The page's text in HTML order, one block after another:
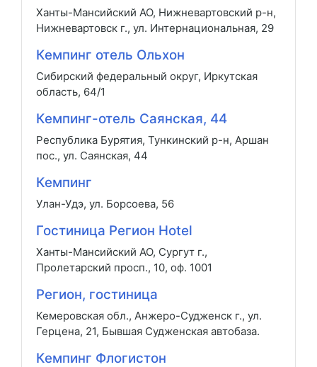
Ханты-Мансийский АО, Нижневартовский р-н,
Нижневартовск г., ул. Интернациональная, 29
Кемпинг отель Ольхон
Сибирский федеральный округ, Иркутская
область, 64/1
Кемпинг-отель Саянская, 44
Республика Бурятия, Тункинский р-н, Аршан
пос., ул. Саянская, 44
Кемпинг
Улан-Удэ, ул. Борсоева, 56
Гостиница Регион Hotel
Ханты-Мансийский АО, Сургут г.,
Пролетарский просп., 10, оф. 1001
Регион, гостиница
Кемеровская обл., Анжеро-Судженск г., ул.
Герцена, 21, Бывшая Судженская автобаза.
Кемпинг Флогистон